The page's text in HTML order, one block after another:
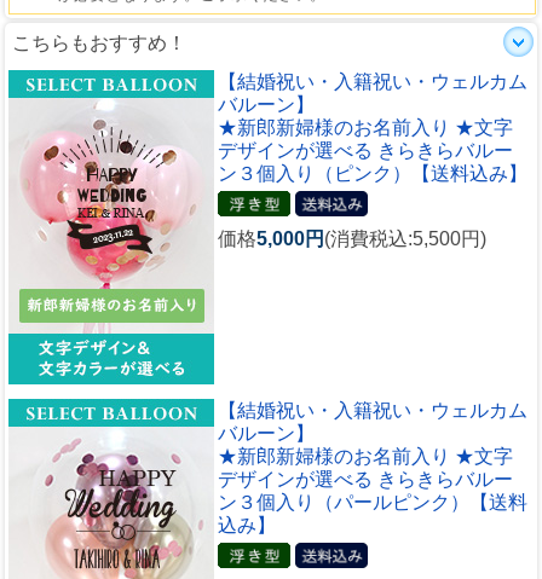
こちらもおすすめ！
【結婚祝い・入籍祝い・ウェルカム
バルーン】
★新郎新婦様のお名前入り ★文字
デザインが選べる きらきらバルー
ン３個入り（ピンク）【送料込み】
価格5,000円 (消費税込:5,500円)
【結婚祝い・入籍祝い・ウェルカム
バルーン】
★新郎新婦様のお名前入り ★文字
デザインが選べる きらきらバルー
ン３個入り（パールピンク）【送料
込み】